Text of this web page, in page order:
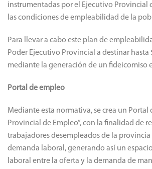
instrumentadas por el Ejecutivo Provincial
las condiciones de empleabilidad de la
Para llevar a cabo este plan de
Poder Ejecutivo Provincial a destinar hasta
mediante la generación de un fideicomiso
Portal de empleo
Mediante esta normativa, se crea un Portal
Provincial de Empleo”, con la finalidad de
trabajadores desempleados de la
demanda laboral, generando así un
laboral entre la oferta y la demanda de